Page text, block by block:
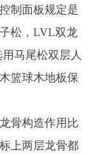
制面板规定是
松，LVL双龙
马尾松双层人
篮球木地板保
骨构造作用比
上两层龙骨都